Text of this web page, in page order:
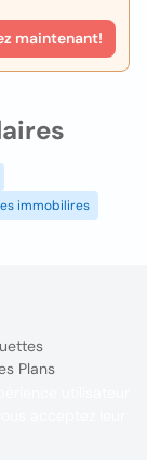
maintenant!
immobilires
Plans
acceptez leur